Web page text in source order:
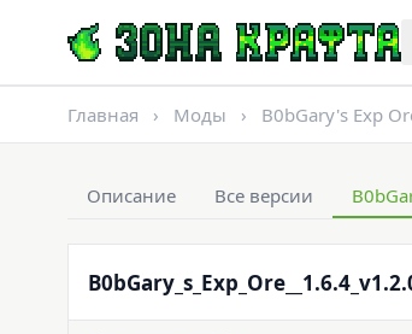
Главная › Моды › B0bGary's Exp
Описание Все версии